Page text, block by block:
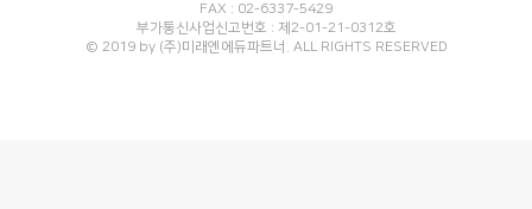
FAX : 02-6337-5429
부가통신사업신고번호 : 제2-01-21-0312호
© 2019 by (주)미래엔에듀파트너. ALL RIGHTS RESERVED